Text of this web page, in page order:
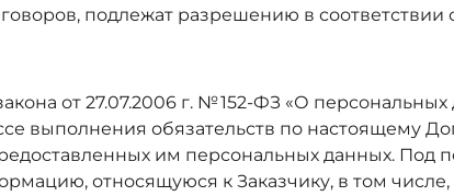
подлежат разрешению в соответствии
от 27.07.2006 г. № 152-ФЗ «О персональных
выполнения обязательств по настоящему
им персональных данных.
относящуюся к Заказчику, в том числе,